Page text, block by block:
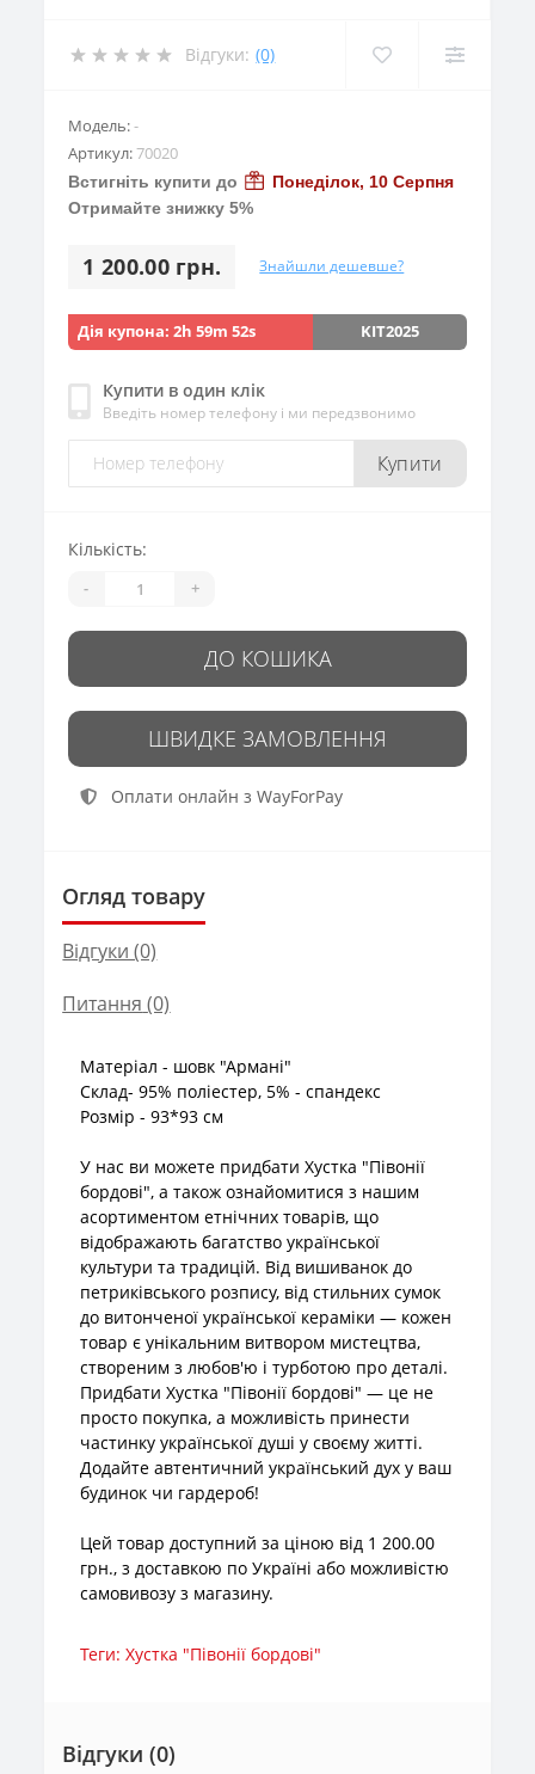
Відгуки: (0)
Модель:-
Артикул:70020
Встигніть купити до
Понеділок, 10 Серпня
Отримайте знижку 5%
1 200.00 грн. Знайшли дешевше?
Дія купона:2h 59m 52s KIT2025
Купити в один клік
Введіть номер телефону і ми передзвонимо
Купити
Кількість:
- +
ДО КОШИКА
ШВИДКЕ ЗАМОВЛЕННЯ
Оплати онлайн з WayForPay
Огляд товару
Відгуки (0)
Питання (0)
Матеріал - шовк "Армані"
Склад- 95% поліестер, 5% - спандекс
Розмір - 93*93 см
У нас ви можете придбати Хустка "Півонії
бордові", а також ознайомитися з нашим
асортиментом етнічних товарів, що
відображають багатство української
культури та традицій. Від вишиванок до
петриківського розпису, від стильних сумок
до витонченої української кераміки — кожен
товар є унікальним витвором мистецтва,
створеним з любов'ю і турботою про деталі.
Придбати Хустка "Півонії бордові" — це не
просто покупка, а можливість принести
частинку української душі у своєму житті.
Додайте автентичний український дух у ваш
будинок чи гардероб!
Цей товар доступний за ціною від 1 200.00
грн., з доставкою по Україні або можливістю
самовивозу з магазину.
Теги:Хустка "Півонії бордові"
Відгуки (0)